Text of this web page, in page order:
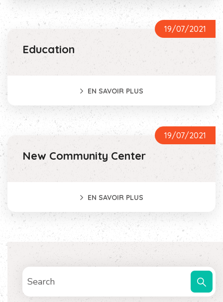
19/07/2021
Education
EN SAVOIR PLUS
19/07/2021
New Community Center
EN SAVOIR PLUS